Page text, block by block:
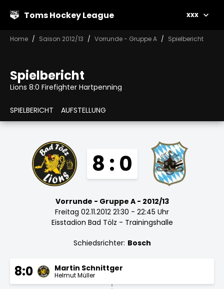
Toms Hockey League xxx
Home Saison 2012/13 Vorrunde - Gruppe A Spielbericht
Spielbericht
Lions 8:0 Firefighter Hartpenning
SPIELBERICHT AUFSTELLUNG
8 : 0
Vorrunde - Gruppe A - 2012/13
Freitag 02.11.2012 21:30 - 22:45 Uhr
Eisstadion Bad Tölz - Trainingshalle
Schiedsrichter: Bosch
8:0 Martin Schnittger
Helmut Müller